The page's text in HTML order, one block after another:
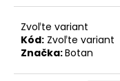
Zvoľte variant
Kód: Zvoľte variant
Značka:Botan